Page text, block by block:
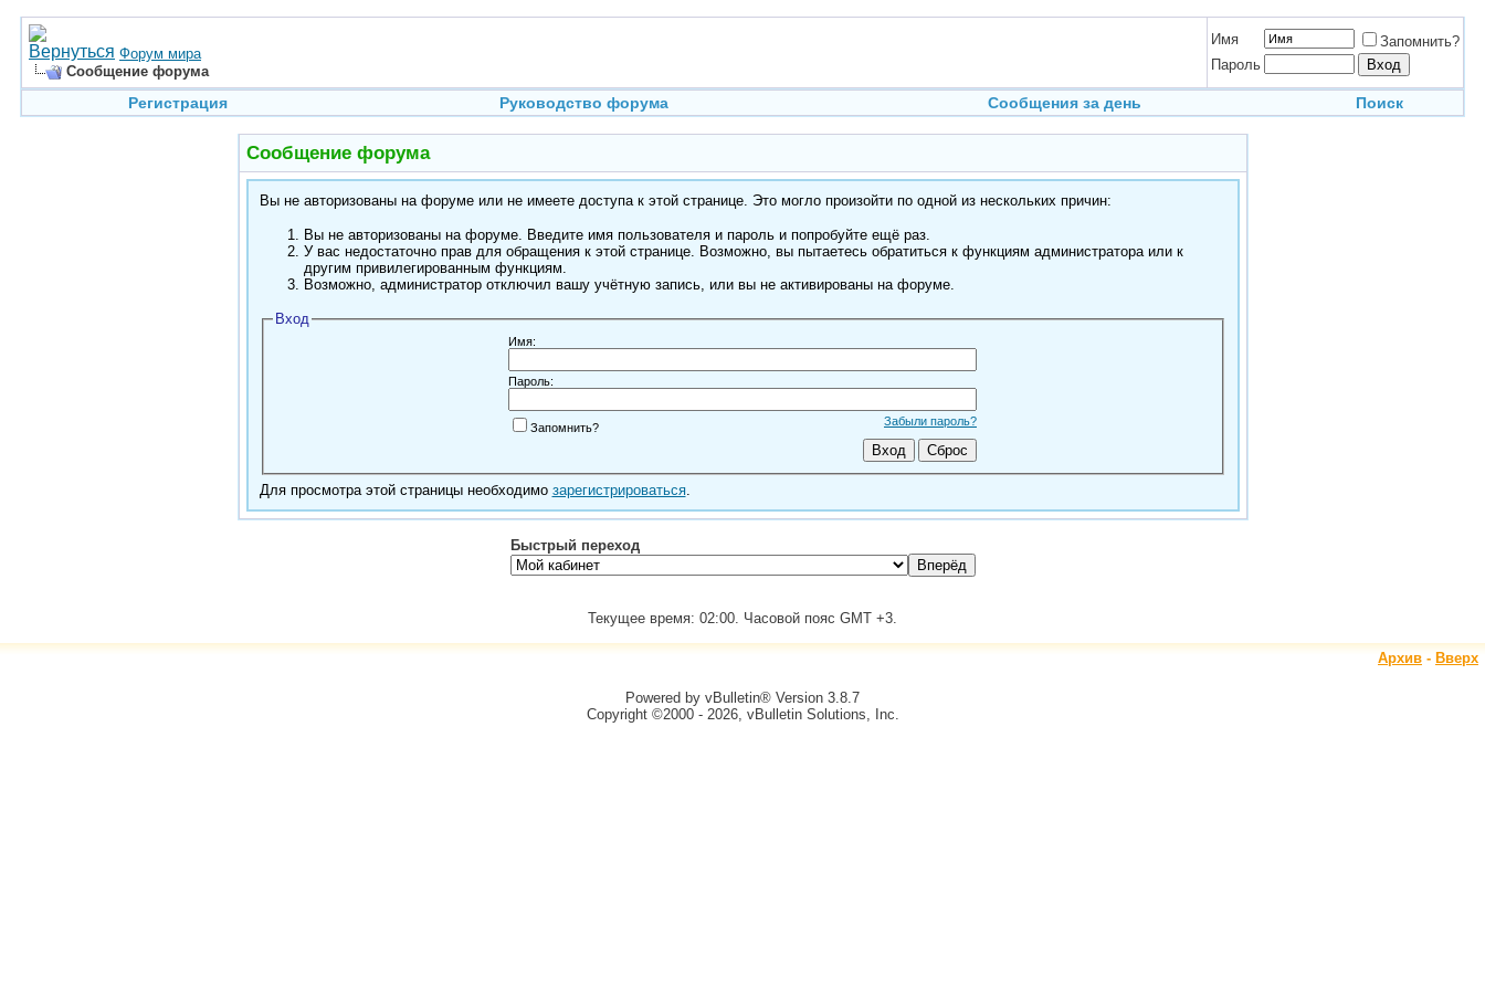
Форум мира
Сообщение форума
Имя
Запомнить?
Пароль
Регистрация Руководство форума Сообщения за день Поиск
Сообщение форума
Вы не авторизованы на форуме или не имеете доступа к этой странице. Это могло произойти по одной из нескольких причин:
Вы не авторизованы на форуме. Введите имя пользователя и пароль и попробуйте ещё раз.
У вас недостаточно прав для обращения к этой странице. Возможно, вы пытаетесь обратиться к функциям администратора или к
другим привилегированным функциям.
Возможно, администратор отключил вашу учётную запись, или вы не активированы на форуме.
Вход
Имя:
Пароль:
Забыли пароль?
Запомнить?
Для просмотра этой страницы необходимо зарегистрироваться.
Быстрый переход
Текущее время: 02:00. Часовой пояс GMT +3.
Архив - Вверх
Powered by vBulletin® Version 3.8.7
Copyright ©2000 - 2026, vBulletin Solutions, Inc.